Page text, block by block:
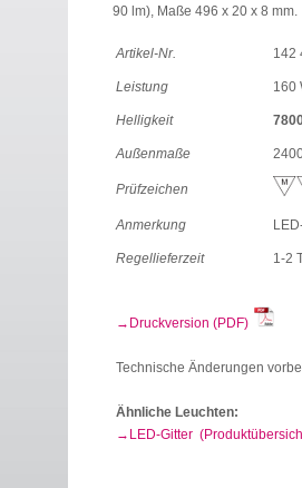
90 lm), Maße 496 x 20 x 8 mm.
Artikel-Nr. 142
Leistung 160
Helligkeit
Außenmaße
Prüfzeichen
Anmerkung
Regellieferzeit 1-2
Druckversion (PDF)
Technische Änderungen
Ähnliche Leuchten:
LED-Gitter